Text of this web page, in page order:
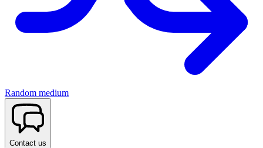
Random medium
Contact us